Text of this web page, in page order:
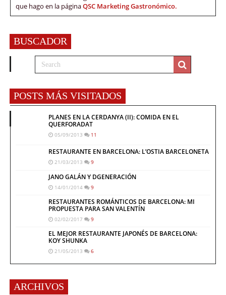
que hago en la páginaQSC Marketing Gastronómico.
BUSCADOR
POSTS MÁS VISITADOS
PLANES EN LA CERDANYA (II): COMIDA EN EL
QUERFORADAT
05/09/2013 11
RESTAURANTE EN BARCELONA: L’OSTIA BARCELONETA
21/03/2013 9
JANO GALÁN Y DGENERACIÓN
14/01/2014 9
RESTAURANTES ROMÁNTICOS DE BARCELONA: MI
PROPUESTA PARA SAN VALENTÍN
02/02/2017 9
EL MEJOR RESTAURANTE JAPONÉS DE BARCELONA:
KOY SHUNKA
21/05/2013 6
ARCHIVOS